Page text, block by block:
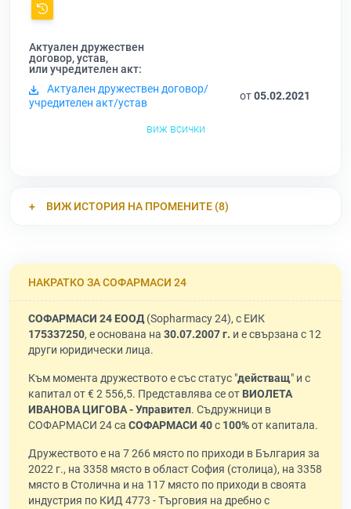
Актуален дружествен
договор, устав,
или учредителен акт:
Актуален дружествен договор/
учредителен акт/устав
от05.02.2021
виж всички
ВИЖ ИСТОРИЯ НА ПРОМЕНИТЕ (8)
НАКРАТКО ЗА СОФАРМАСИ 24
СОФАРМАСИ 24 ЕООД(Sopharmacy 24), с ЕИК
175337250, е основана на 30.07.2007 г. и е свързана с 12
други юридически лица.
Към момента дружеството е със статус "действащ" и с
капитал от € 2 556,5. Представлява се от ВИОЛЕТА
ИВАНОВА ЦИГОВА - Управител. Съдружници в
СОФАРМАСИ 24 са СОФАРМАСИ 40с 100%от капитала.
Дружеството е на 7 266 място по приходи в България за
2022 г., на 3358 място в област София (столица), на 3358
място в Столична и на 117 място по приходи в своята
индустрия по КИД 4773 - Търговия на дребно с